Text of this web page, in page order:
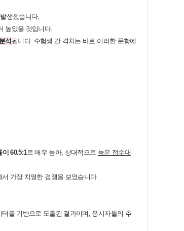
생했습니다.
높았을 것입니다.
석 됩니다. 수험생 간 격차는 바로 이러한 문항에
이 60.5:1로 매우 높아, 상대적으로 높은 점수대
가장 치열한 경쟁을 보였습니다.
를 기반으로 도출된 결과이며, 응시자들의 추